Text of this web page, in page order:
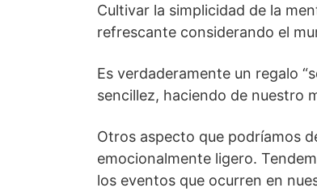
Cultivar la simplicidad de la
refrescante considerando el
Es verdaderamente un regalo
sencillez, haciendo de nuestro
Otros aspecto que podríamos
emocionalmente ligero.
los eventos que ocurren en